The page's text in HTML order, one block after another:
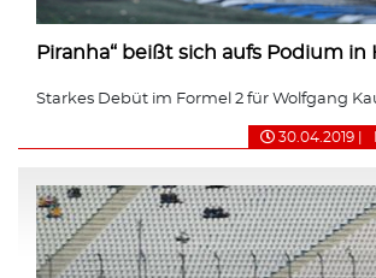
Piranha“ beißt sich aufs Podium
Starkes Debüt im Formel 2 für Wolfgang
30.04.2019